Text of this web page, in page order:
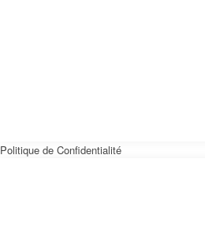
Politique de Confidentialité